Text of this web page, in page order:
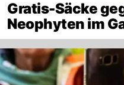
Gratis-Säcke
Neophyten im